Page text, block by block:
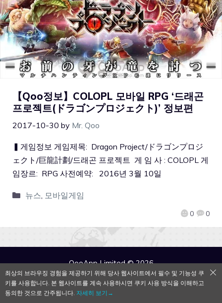
【Qoo정보】COLOPL 모바일 RPG ‘드래곤
프로젝트(ドラゴンプロジェクト)’ 정보편
2017-10-30 by Mr. Qoo
0 0
▍게임정보 게임제목: Dragon Project/ドラゴンプロジ
ェクト/巨龍計劃/드래곤 프로젝트 게 임 사 : COLOPL 게
임장르: RPG 사전예약: 2016년 3월 10일
뉴스, 모바일게임
QooApp Limited © 2026
최상의 브라우징 경험을 제공하기 위해 당사 웹사이트에서 필수 및 기능성 쿠
키를 사용합니다. 본 웹사이트를 계속 사용하시면 쿠키 사용 방식을 이해하고
동의한 것으로 간주됩니다. 자세히 보기→